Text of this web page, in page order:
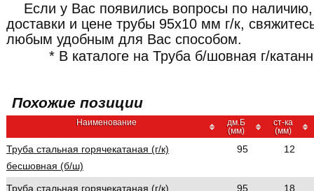
Если у Вас появились вопросы по
доставки и цене трубы 95x10 мм г/к,
любым удобным для Вас способом.
* В каталоге на Труба б/шовная г/
Похожие позиции
Наименование
дм.Б
(мм)
ст-ка
(мм)
Труба стальная горячекатаная (г/к)
бесшовная (б/ш)
95 12
Труба стальная горячекатаная (г/к)
95 18